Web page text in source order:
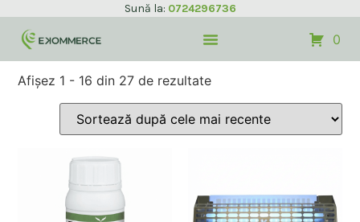
Sună la: 0724296736
0
Afișez 1 - 16 din 27 de rezultate